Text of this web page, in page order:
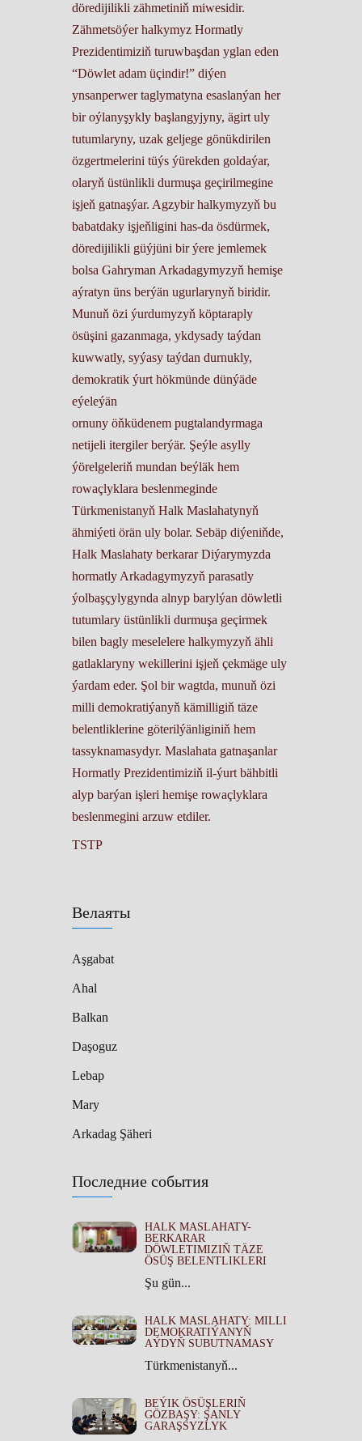
Велаяты
Aşgabat
Ahal
Balkan
Daşoguz
Lebap
Mary
Arkadag Şäheri
Последние события
HALK MASLAHATY-
BERKARAR
DÖWLETIMIZIŇ TÄZE
ÖSÜŞ BELENTLIKLERI
Şu gün...
HALK MASLAHATY: MILLI
DEMOKRATIÝANYŇ
AÝDYŇ SUBUTNAMASY
Türkmenistanyň...
BEÝIK ÖSÜŞLERIŇ
GÖZBAŞY: ŞANLY
GARAŞSYZLYK
döredijilikli zähmetiniň miwesidir.
Zähmetsöýer halkymyz Hormatly
Prezidentimiziň turuwbaşdan yglan eden
“Döwlet adam üçindir!” diýen
ynsanperwer taglymatyna esaslanýan her
bir oýlanyşykly başlangyjyny, ägirt uly
tutumlaryny, uzak geljege gönükdirilen
özgertmelerini tüýs ýürekden goldaýar,
olaryň üstünlikli durmuşa geçirilmegine
işjeň gatnaşýar. Agzybir halkymyzyň bu
babatdaky işjeňligini has-da ösdürmek,
döredijilikli güýjüni bir ýere jemlemek
bolsa Gahryman Arkadagymyzyň hemişe
aýratyn üns berýän ugurlarynyň biridir.
Munuň özi ýurdumyzyň köptaraply
ösüşini gazanmaga, ykdysady taýdan
kuwwatly, syýasy taýdan durnukly,
demokratik ýurt hökmünde dünýäde
eýeleýän
ornuny öňküdenem pugtalandyrmaga
netijeli itergiler berýär. Şeýle asylly
ýörelgeleriň mundan beýläk hem
rowaçlyklara beslenmeginde
Türkmenistanyň Halk Maslahatynyň
ähmiýeti örän uly bolar. Sebäp diýeniňde,
Halk Maslahaty berkarar Diýarymyzda
hormatly Arkadagymyzyň parasatly
ýolbaşçylygynda alnyp barylýan döwletli
tutumlary üstünlikli durmuşa geçirmek
bilen bagly meselelere halkymyzyň ähli
gatlaklaryny wekillerini işjeň çekmäge uly
ýardam eder. Şol bir wagtda, munuň özi
milli demokratiýanyň kämilligiň täze
belentliklerine göterilýänliginiň hem
tassyknamasydyr. Maslahata gatnaşanlar
Hormatly Prezidentimiziň il-ýurt bähbitli
alyp barýan işleri hemişe rowaçlyklara
beslenmegini arzuw etdiler.
TSTP